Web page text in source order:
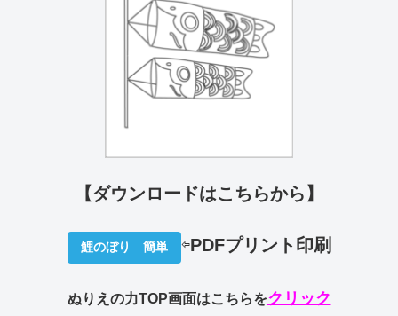
【ダウンロードはこちらから】
鯉のぼり 簡単 ⇦PDFプリント印刷
ぬりえの力TOP画面はこちらをクリック